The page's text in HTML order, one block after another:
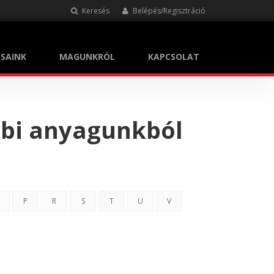
Keresés Belépés/Regisztráció
MAGUNKRÓL KAPCSOLAT
anyagunkból
P R S T U V